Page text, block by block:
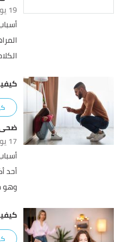
19 يوليو 2022
ضحى
17 يوليو 2022
أحد
وهو